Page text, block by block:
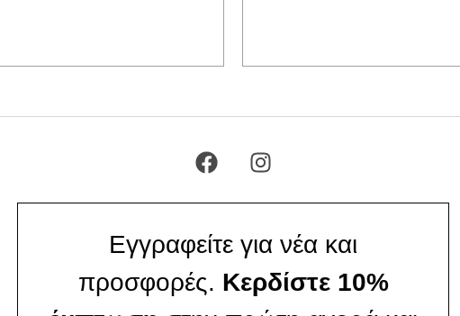
Εγγραφείτε για νέα και
προσφορές. Κερδίστε 10%